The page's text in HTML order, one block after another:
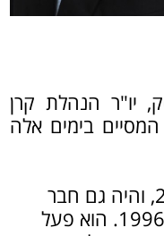
יו"ר הנהלת קרן
המסיים בימים אלה
הלל כיהן בתפקיד משנת 2015, והיה גם חבר
הנהלה מהקמתה של הקרן ב-1996. הוא פעל